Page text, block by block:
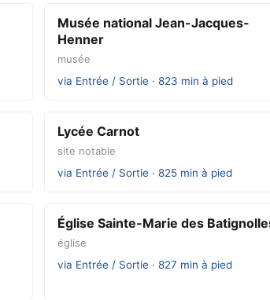
Musée national Jean-Jacques-
Henner
musée
via Entrée / Sortie · 823 min à pied
Lycée Carnot
site notable
via Entrée / Sortie · 825 min à pied
Église Sainte-Marie des
église
via Entrée / Sortie · 827 min à pied